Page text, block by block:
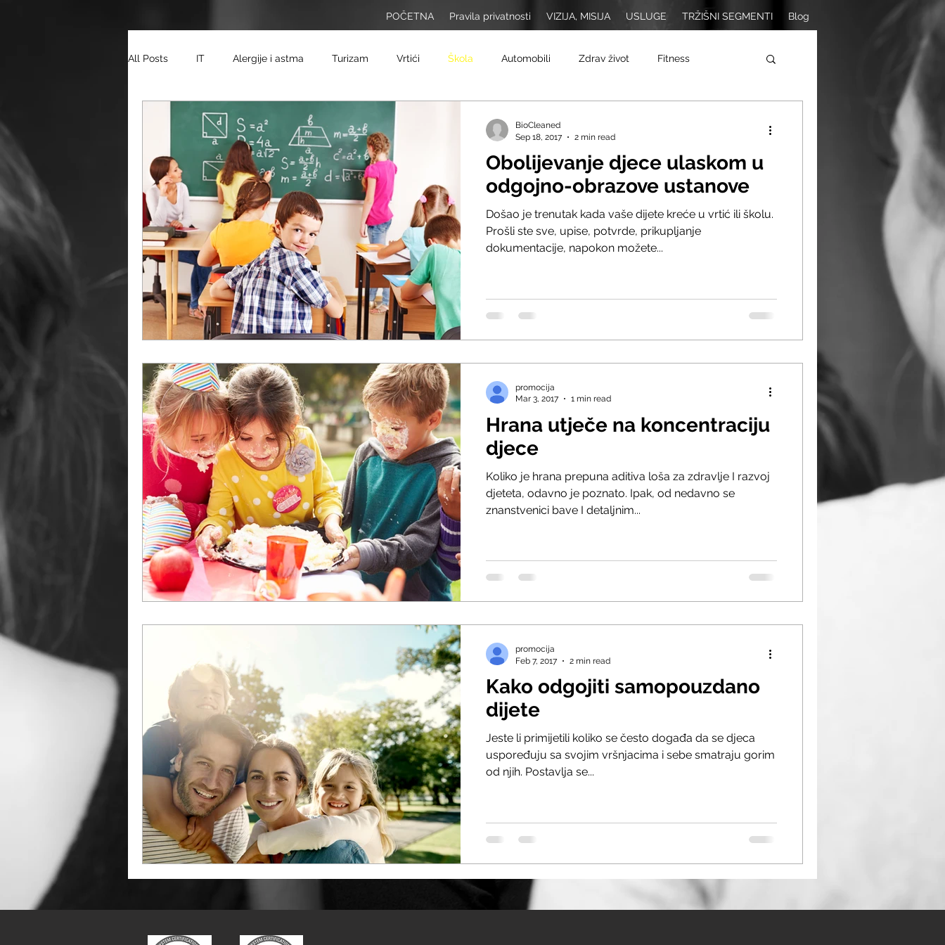
POČETNA Pravila privatnosti VIZIJA, MISIJA USLUGE TRŽIŠNI SEGMENTI Blog
All Posts IT Alergije i astma Turizam Vrtići Škola Automobili Zdrav život Fitness
Dom i obitelj Putovanja Ekologija
Obolijevanje djece ulaskom u
odgojno-obrazove ustanove
Došao je trenutak kada vaše dijete kreće u vrtić ili školu.
Prošli ste sve, upise, potvrde, prikupljanje
dokumentacije, napokon možete...
BioCleaned
Sep 18, 2017
2 min read
Hrana utječe na koncentraciju
djece
Koliko je hrana prepuna aditiva loša za zdravlje I razvoj
djeteta, odavno je poznato. Ipak, od nedavno se
znanstvenici bave I detaljnim...
promocija
Mar 3, 2017
1 min read
Kako odgojiti samopouzdano
dijete
Jeste li primijetili koliko se često događa da se djeca
uspoređuju sa svojim vršnjacima i sebe smatraju gorim
od njih. Postavlja se...
promocija
Feb 7, 2017
2 min read